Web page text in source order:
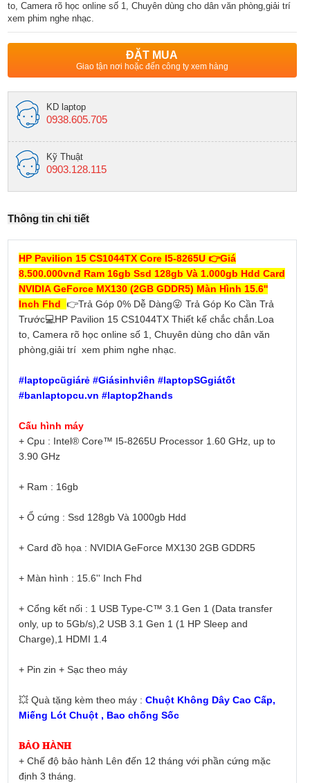
to, Camera rõ học online số 1, Chuyên dùng cho dân văn phòng,giải trí
xem phim nghe nhạc.
ĐẶT MUA
Giao tận nơi hoặc đến công ty xem hàng
KD laptop
0938.605.705
Kỹ Thuật
0903.128.115
Thông tin chi tiết
HP Pavilion 15 CS1044TX Core I5-8265U 👉Giá
8.500.000vnđ Ram 16gb Ssd 128gb Và 1.000gb Hdd Card
NVIDIA GeForce MX130 (2GB GDDR5) Màn Hình 15.6''
Inch Fhd 👉Trả Góp 0% Dễ Dàng😜 Trả Góp Ko Cần Trả
Trước💻HP Pavilion 15 CS1044TX Thiết kế chắc chắn.Loa
to, Camera rõ học online số 1, Chuyên dùng cho dân văn
phòng,giải trí xem phim nghe nhạc.
#laptopcũgiárẻ #Giásinhviên #laptopSGgiátốt
#banlaptopcu.vn #laptop2hands
Cấu hình máy
+ Cpu : Intel® Core™ I5-8265U Processor 1.60 GHz, up to
3.90 GHz
+ Ram : 16gb
+ Ổ cứng : Ssd 128gb Và 1000gb Hdd
+ Card đồ họa : NVIDIA GeForce MX130 2GB GDDR5
+ Màn hình : 15.6'' Inch Fhd
+ Cổng kết nối : 1 USB Type-C™ 3.1 Gen 1 (Data transfer
only, up to 5Gb/s),2 USB 3.1 Gen 1 (1 HP Sleep and
Charge),1 HDMI 1.4
+ Pin zin + Sạc theo máy
💥 Quà tặng kèm theo máy : Chuột Không Dây Cao Cấp,
Miếng Lót Chuột , Bao chống Sốc
𝐁Ả𝐎 𝐇À𝐍𝐇
+ Chế độ bảo hành Lên đến 12 tháng với phần cứng mặc
định 3 tháng.